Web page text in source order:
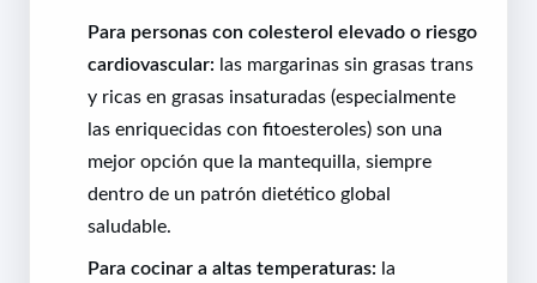
Para personas con colesterol elevado o riesgo
cardiovascular: las margarinas sin grasas trans
y ricas en grasas insaturadas (especialmente
las enriquecidas con fitoesteroles) son una
mejor opción que la mantequilla, siempre
dentro de un patrón dietético global
saludable.
Para cocinar a altas temperaturas: la